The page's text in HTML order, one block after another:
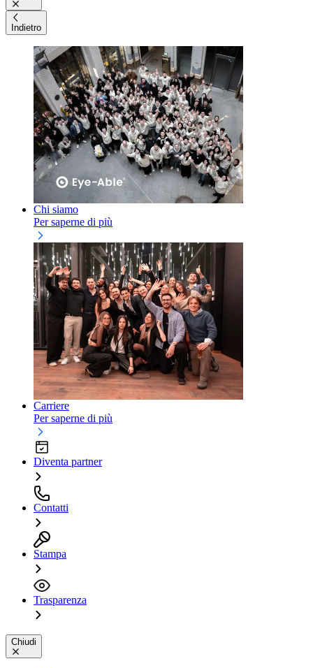
Indietro
Chi siamo
Per saperne di più
Carriere
Per saperne di più
Diventa partner
Contatti
Stampa
Trasparenza
Chiudi